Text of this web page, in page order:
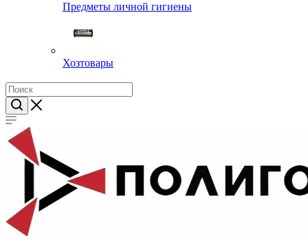
Предметы личной гигиены
Хозтовары